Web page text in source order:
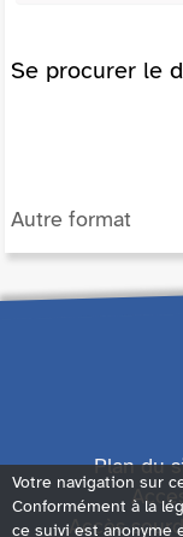
Se procurer le
Autre format
Plan du
Accès
Votre navigation sur
Conformément à la
ce suivi est anonyme